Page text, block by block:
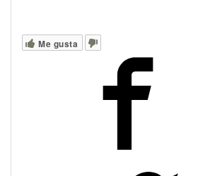
Me gusta